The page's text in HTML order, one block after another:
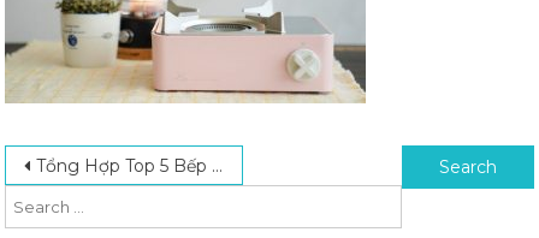
Post navigation
Tổng Hợp Top 5 Bếp Gas Dưới 2 Triệu Chất Lượng Cao Nên Mua Nhất Hiện Nay Search for: